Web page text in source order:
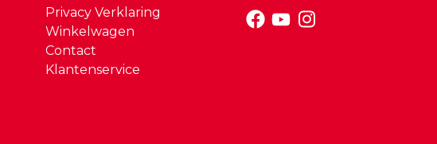
Privacy Verklaring
Winkelwagen
Contact
Klantenservice